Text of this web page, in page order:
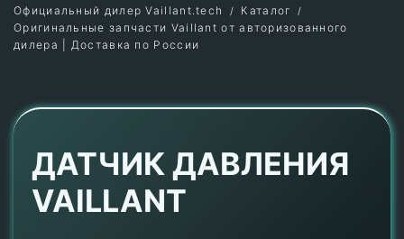
Официальный дилер Vaillant.tech
Каталог
Оригинальные запчасти Vaillant от авторизованного
дилера | Доставка по России
ДАТЧИК ДАВЛЕНИЯ
VAILLANT